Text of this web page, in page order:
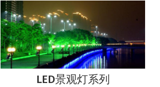
LED景观灯系列